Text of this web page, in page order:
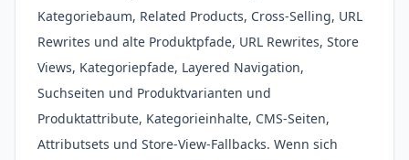
Kategoriebaum, Related Products, Cross-Selling, URL
Rewrites und alte Produktpfade, URL Rewrites, Store
Views, Kategoriepfade, Layered Navigation,
Suchseiten und Produktvarianten und
Produktattribute, Kategorieinhalte, CMS-Seiten,
Attributsets und Store-View-Fallbacks. Wenn sich